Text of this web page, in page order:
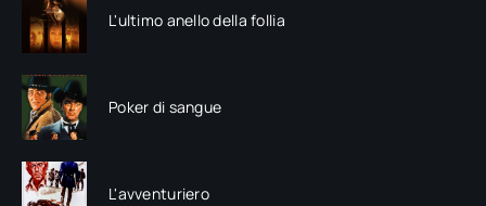
L'ultimo anello della follia
Poker di sangue
L'avventuriero